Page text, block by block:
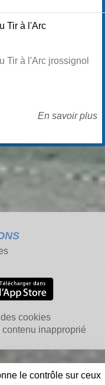
Tir à l'Arc
Tir à l'Arc jrossignol
En savoir plus
cookies
inapproprié
le contrôle sur ceux